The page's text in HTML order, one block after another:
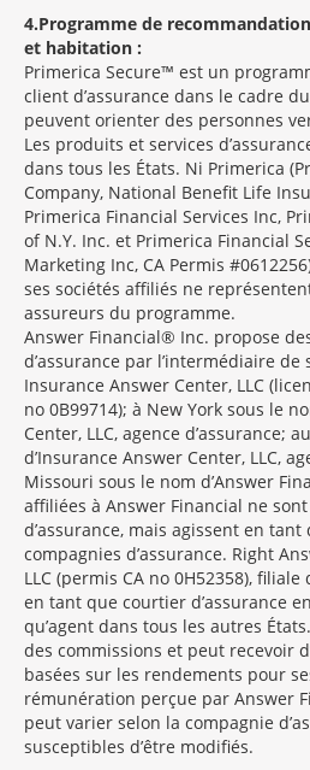
4 Programme de
et habitation :
Primerica Secure™ est un
client d’assurance dans le cadre
peuvent orienter des personnes
Les produits et services
dans tous les États. Ni Primerica
Company, National Benefit Life
Primerica Financial Services Inc,
of N.Y. Inc. et Primerica Financial
Marketing Inc, CA Permis
ses sociétés affiliés ne
assureurs du programme.
Answer Financial® Inc. propose
d’assurance par l’intermédiaire
Insurance Answer Center, LLC
no 0B99714); à New York sous le
Center, LLC, agence d’assurance;
d’Insurance Answer Center, LLC,
Missouri sous le nom d’Answer
affiliées à Answer Financial ne
d’assurance, mais agissent en
compagnies d’assurance. Right
LLC (permis CA no 0H52358), filiale
en tant que courtier d’assurance
qu’agent dans tous les autres
des commissions et peut recevoir
basées sur les rendements pour
rémunération perçue par Answer
peut varier selon la compagnie
susceptibles d’être modifiés.